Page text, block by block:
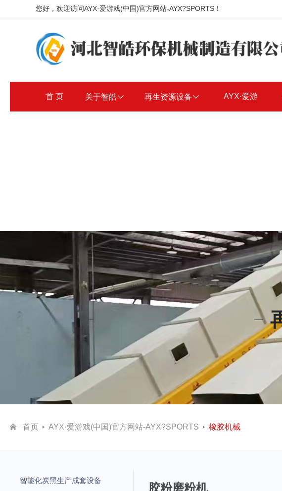
您好，欢迎访问AYX·爱游戏(中国)官方网站-AYX?SPORTS！
首 页 关于智皓 再生资源设备 AYX·爱游
首页 AYX·爱游戏(中国)官方网站-AYX?SPORTS 橡胶机械
智能化炭黑生产成套设备
胶粉磨粉机